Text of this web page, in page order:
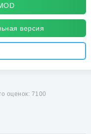
версия
оценок: 7100